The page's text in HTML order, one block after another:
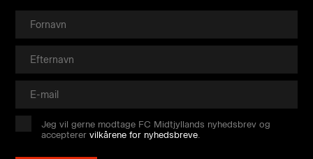
Jeg vil gerne modtage FC Midtjyllands nyhedsbrev og
accepterervilkårene for nyhedsbreve